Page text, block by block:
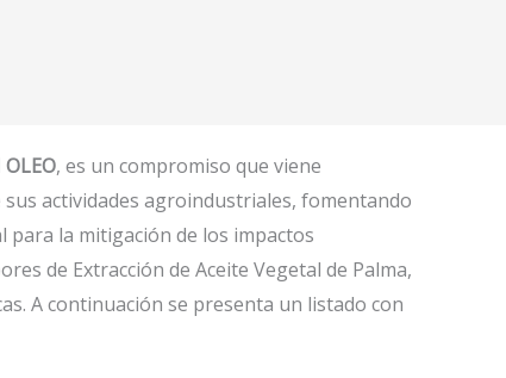
, es un compromiso que viene
actividades agroindustriales, fomentando
para la mitigación de los impactos
de Extracción de Aceite Vegetal de Palma,
A continuación se presenta un listado con